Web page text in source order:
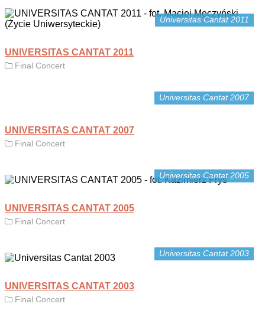
Universitas Cantat 2011
UNIVERSITAS CANTAT 2011
Final Concert
Universitas Cantat 2007
UNIVERSITAS CANTAT 2007
Final Concert
Universitas Cantat 2005
UNIVERSITAS CANTAT 2005
Final Concert
Universitas Cantat 2003
UNIVERSITAS CANTAT 2003
Final Concert